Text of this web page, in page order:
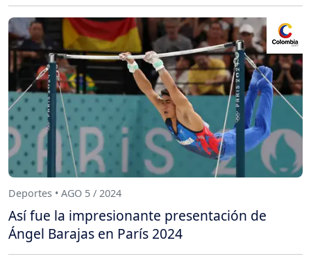
Deportes • AGO 5 / 2024
Así fue la impresionante presentación de
Ángel Barajas en París 2024